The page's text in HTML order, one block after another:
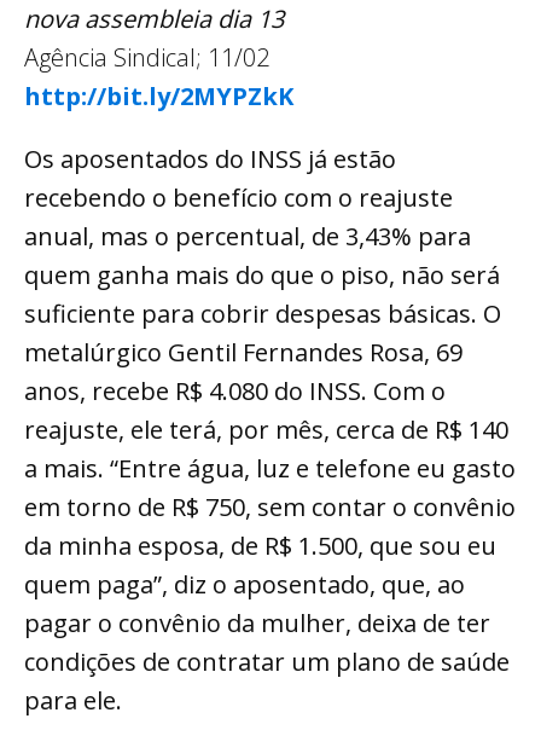
nova assembleia dia 13
Agência Sindical; 11/02
http://bit.ly/2MYPZkK
Os aposentados do INSS já estão
recebendo o benefício com o reajuste
anual, mas o percentual, de 3,43% para
quem ganha mais do que o piso, não será
suficiente para cobrir despesas básicas. O
metalúrgico Gentil Fernandes Rosa, 69
anos, recebe R$ 4.080 do INSS. Com o
reajuste, ele terá, por mês, cerca de R$ 140
a mais. “Entre água, luz e telefone eu gasto
em torno de R$ 750, sem contar o convênio
da minha esposa, de R$ 1.500, que sou eu
quem paga”, diz o aposentado, que, ao
pagar o convênio da mulher, deixa de ter
condições de contratar um plano de saúde
para ele.